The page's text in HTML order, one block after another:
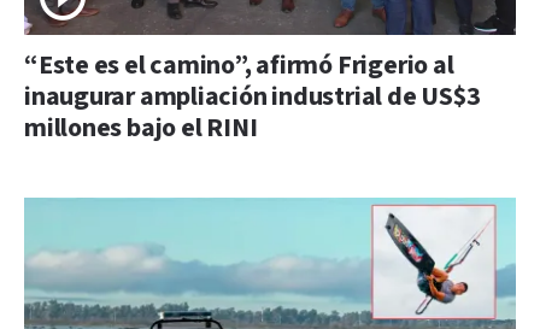
“Este es el camino”, afirmó Frigerio al
inaugurar ampliación industrial de US$3
millones bajo el RINI